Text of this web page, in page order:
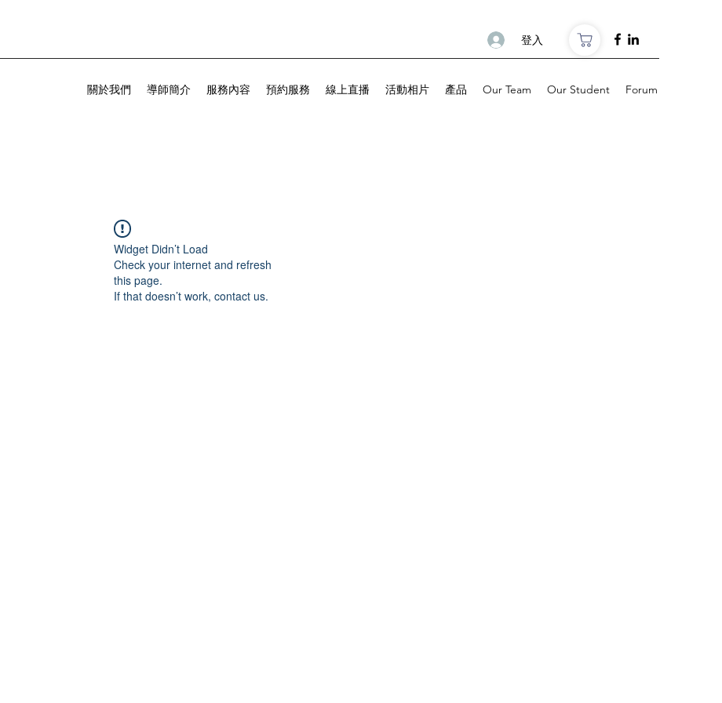
登入
關於我們 導師簡介 服務內容 預約服務 線上直播 活動相片 產品 Our Team Our Student Forum
Widget Didn’t Load
Check your internet and refresh
this page.
If that doesn’t work, contact us.